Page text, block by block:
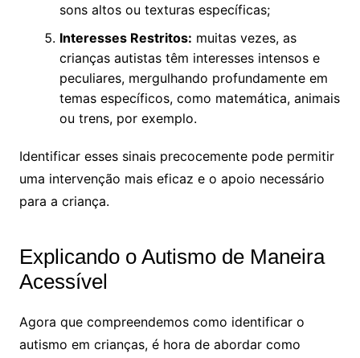
sons altos ou texturas específicas;
Interesses Restritos: muitas vezes, as
crianças autistas têm interesses intensos e
peculiares, mergulhando profundamente em
temas específicos, como matemática, animais
ou trens, por exemplo.
Identificar esses sinais precocemente pode permitir
uma intervenção mais eficaz e o apoio necessário
para a criança.
Explicando o Autismo de Maneira
Acessível
Agora que compreendemos como identificar o
autismo em crianças, é hora de abordar como